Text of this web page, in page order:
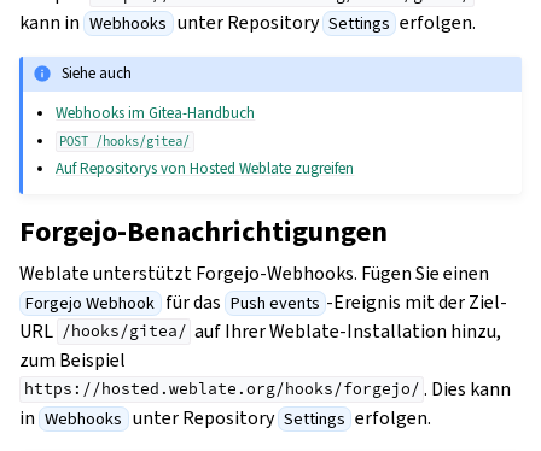
kann in Webhooks unter Repository Settings erfolgen.
Siehe auch
Webhooks im Gitea-Handbuch
POST /hooks/gitea/
Auf Repositorys von Hosted Weblate zugreifen
Forgejo-Benachrichtigungen
Weblate unterstützt Forgejo-Webhooks. Fügen Sie einen
Forgejo Webhook für das Push events -Ereignis mit der Ziel-
URL /hooks/gitea/ auf Ihrer Weblate-Installation hinzu,
zum Beispiel
https://hosted.weblate.org/hooks/forgejo/ . Dies kann
in Webhooks unter Repository Settings erfolgen.